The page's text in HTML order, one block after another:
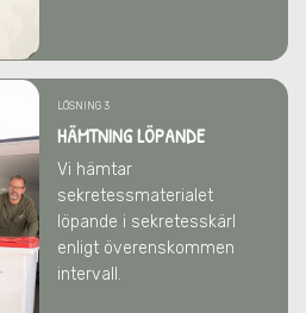
LÖSNING 3
HÄMTNING LÖPANDE
Vi hämtar
sekretessmaterialet
löpande i sekretesskärl
enligt överenskommen
intervall.